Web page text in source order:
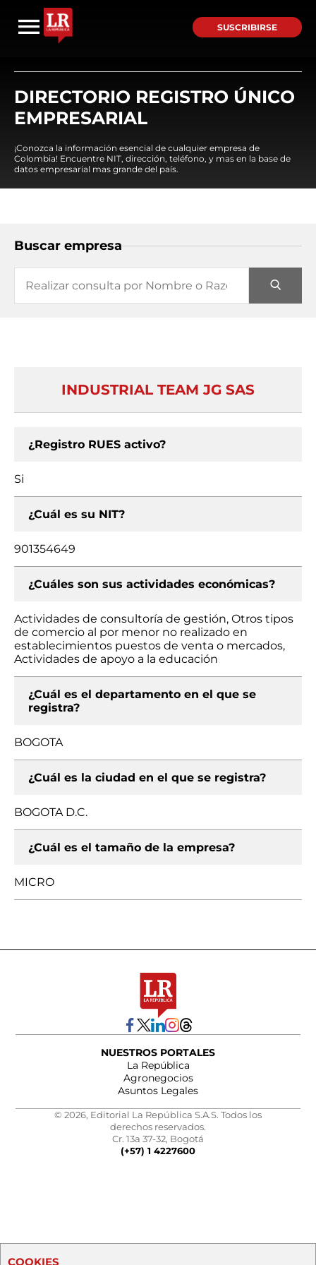
SUSCRIBIRSE
DIRECTORIO REGISTRO ÚNICO
EMPRESARIAL
¡Conozca la información esencial de cualquier empresa de
Colombia! Encuentre NIT, dirección, teléfono, y mas en la base de
datos empresarial mas grande del país.
Buscar empresa
INDUSTRIAL TEAM JG SAS
¿Registro RUES activo?
Si
¿Cuál es su NIT?
901354649
¿Cuáles son sus actividades económicas?
Actividades de consultoría de gestión, Otros tipos
de comercio al por menor no realizado en
establecimientos puestos de venta o mercados,
Actividades de apoyo a la educación
¿Cuál es el departamento en el que se
registra?
BOGOTA
¿Cuál es la ciudad en el que se registra?
BOGOTA D.C.
¿Cuál es el tamaño de la empresa?
MICRO
NUESTROS PORTALES
La República
Agronegocios
Asuntos Legales
© 2026, Editorial La República S.A.S. Todos los
derechos reservados.
Cr. 13a 37-32, Bogotá
(+57) 1 4227600
COOKIES